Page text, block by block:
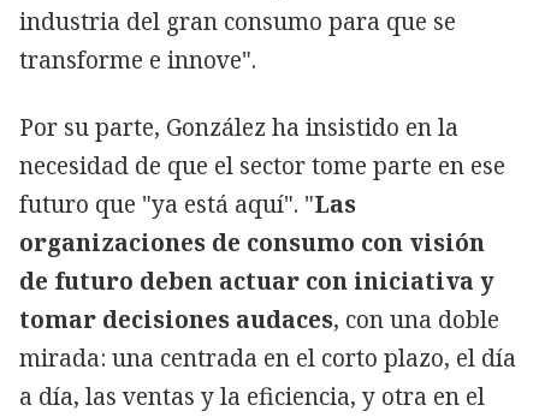
industria del gran consumo para que se
transforme e innove".
Por su parte, González ha insistido en la
necesidad de que el sector tome parte en ese
futuro que "ya está aquí". "Las
organizaciones de consumo con visión
de futuro deben actuar con iniciativa y
tomar decisiones audaces, con una doble
mirada: una centrada en el corto plazo, el día
a día, las ventas y la eficiencia, y otra en el